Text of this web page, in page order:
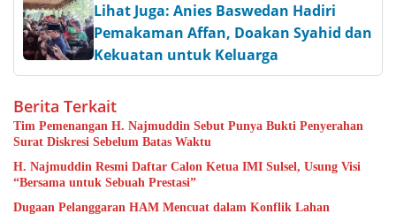
Lihat Juga: Anies Baswedan Hadiri
Pemakaman Affan, Doakan Syahid dan
Kekuatan untuk Keluarga
Berita Terkait
Tim Pemenangan H. Najmuddin Sebut Punya Bukti Penyerahan
Surat Diskresi Sebelum Batas Waktu
H. Najmuddin Resmi Daftar Calon Ketua IMI Sulsel, Usung Visi
“Bersama untuk Sebuah Prestasi”
Dugaan Pelanggaran HAM Mencuat dalam Konflik Lahan